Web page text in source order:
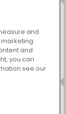
Bear: Meadows
and
and
you can
see our